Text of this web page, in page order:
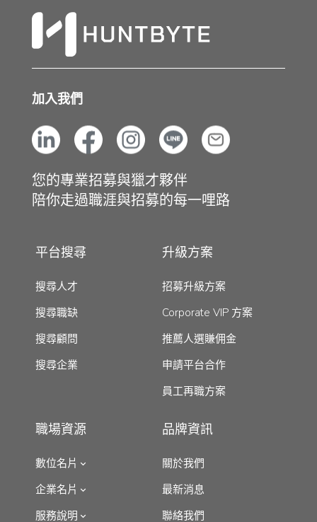
加入我們
您的專業招募與獵才夥伴
陪你走過職涯與招募的每一哩路
平台搜尋
搜尋人才
搜尋職缺
搜尋顧問
搜尋企業
升級方案
招募升級方案
Corporate VIP 方案
推薦人選賺佣金
申請平台合作
員工再職方案
職場資源
數位名片
企業名片
服務說明
品牌資訊
關於我們
最新消息
聯絡我們